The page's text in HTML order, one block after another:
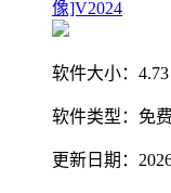
像]V2024
软件大小：
软件类型： 免
更新日期：